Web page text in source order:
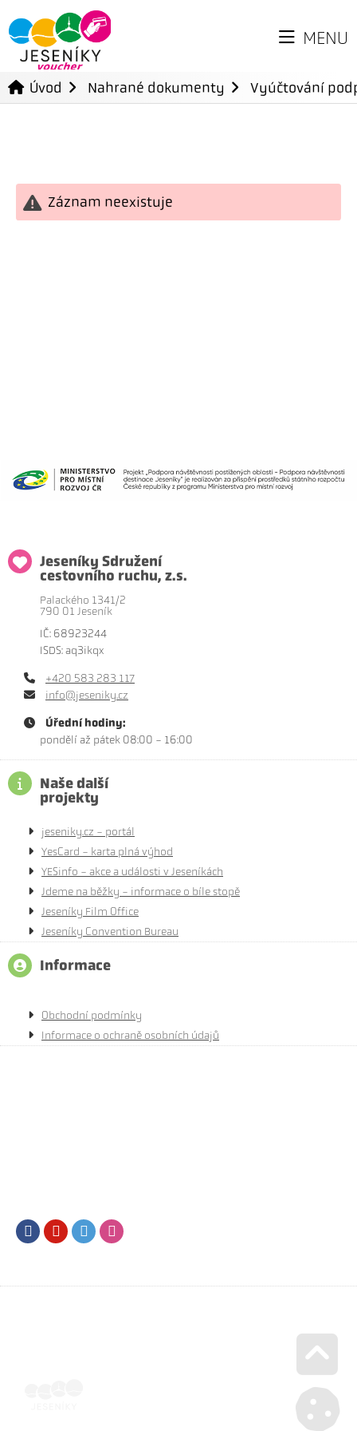
MENU
Úvod Nahrané dokumenty Vyúčtování
Záznam neexistuje
Jeseníky Sdružení
cestovního ruchu, z.s.
Palackého 1341/2
790 01 Jeseník
IČ: 68923244
ISDS: aq3ikqx
+420 583 283 117
info@jeseniky.cz
Úřední hodiny:
pondělí až pátek 08:00 - 16:00
Naše další
projekty
jeseniky.cz - portál
YesCard - karta plná výhod
YESinfo - akce a události v Jeseníkách
Jdeme na běžky - informace o bíle stopě
Jeseníky Film Office
Jeseníky Convention Bureau
Informace
Obchodní podmínky
Informace o ochraně osobních údajů
FacebookYoutubeTwitter
Go